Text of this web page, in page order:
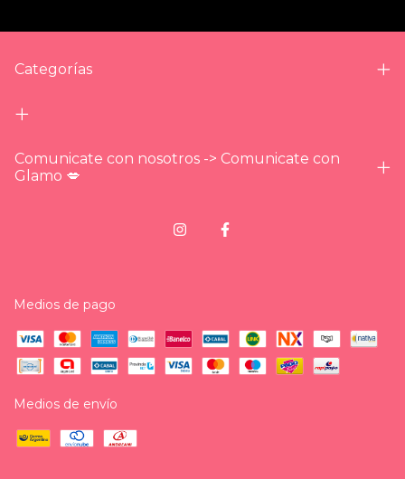
Categorías
Comunicate con nosotros -> Comunicate con
Glamo 💋
Medios de pago
Medios de envío